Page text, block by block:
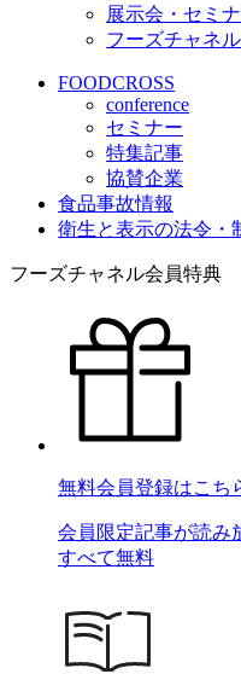
展示会・セミ
フーズチャネ
FOODCROSS
conference
セミナー
特集記事
協賛企業
食品事故情報
衛生と表示の法令・
フーズチャネル会員特典
無料会員登録はこち
会員限定記事が読み
すべて無料